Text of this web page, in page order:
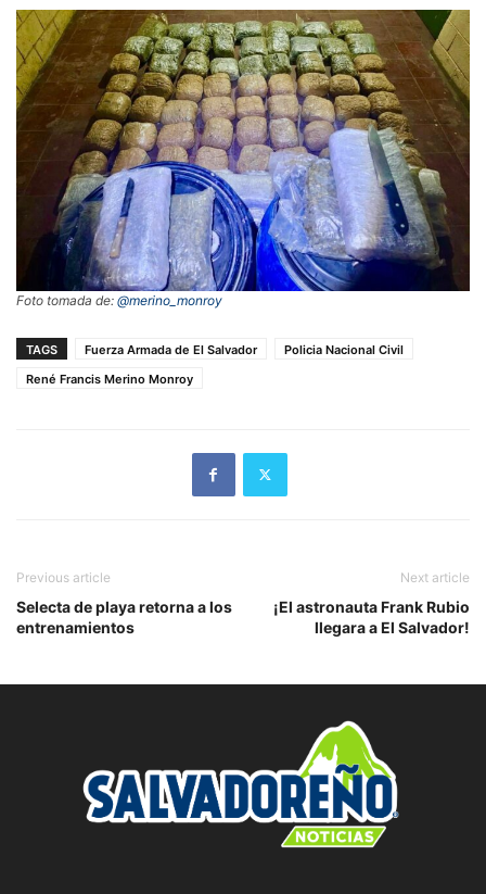
Foto tomada de: @merino_monroy
TAGS Fuerza Armada de El Salvador
Policia Nacional Civil
René Francis Merino Monroy
Previous article
Selecta de playa retorna a los
entrenamientos
Next article
¡El astronauta Frank Rubio
llegara a El Salvador!